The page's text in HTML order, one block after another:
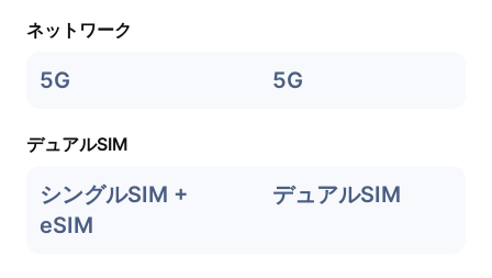
ネットワーク
5G 5G
デュアルSIM
シングルSIM +
eSIM
デュアルSIM